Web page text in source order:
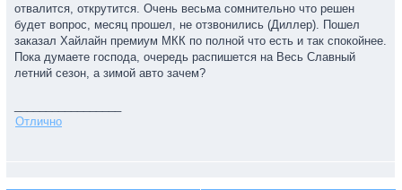
отвалится, открутится. Очень весьма сомнительно что решен
будет вопрос, месяц прошел, не отзвонились (Диллер). Пошел
заказал Хайлайн премиум МКК по полной что есть и так спокойнее.
Пока думаете господа, очередь распишется на Весь Славный
летний сезон, а зимой авто зачем?
Отлично